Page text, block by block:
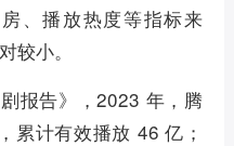
、播放热度等指标来
较小。
报告》，2023 年，腾
累计有效播放 46 亿；